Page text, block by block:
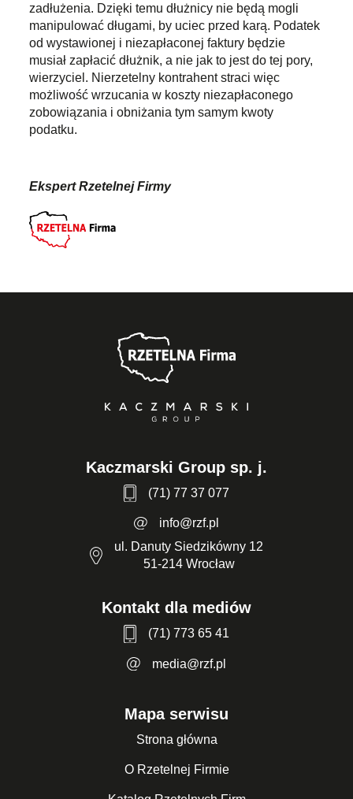
zadłużenia. Dzięki temu dłużnicy nie będą mogli
manipulować długami, by uciec przed karą. Podatek
od wystawionej i niezapłaconej faktury będzie
musiał zapłacić dłużnik, a nie jak to jest do tej pory,
wierzyciel. Nierzetelny kontrahent straci więc
możliwość wrzucania w koszty niezapłaconego
zobowiązania i obniżania tym samym kwoty
podatku.
Ekspert Rzetelnej Firmy
Kaczmarski Group sp. j.
(71) 77 37 077
info@rzf.pl
ul. Danuty Siedzikówny 12
51-214 Wrocław
Kontakt dla mediów
(71) 773 65 41
media@rzf.pl
Mapa serwisu
Strona główna
O Rzetelnej Firmie